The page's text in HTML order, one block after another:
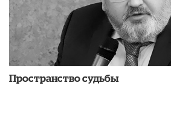
Пространство судьбы